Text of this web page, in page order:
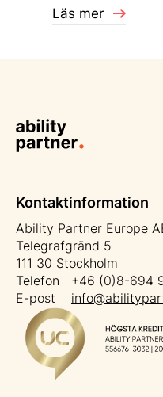
Läs mer
Kontaktinformation
Ability Partner Europe
Telegrafgränd 5
111 30 Stockholm
Telefon +46 (0)8-694
E-post